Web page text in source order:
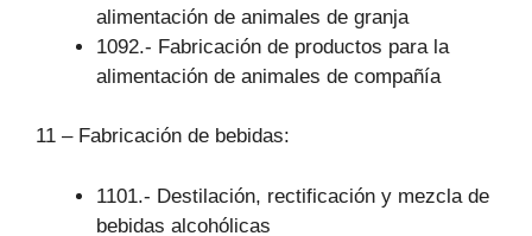
alimentación de animales de granja
1092.- Fabricación de productos para la
alimentación de animales de compañía
11 – Fabricación de bebidas:
1101.- Destilación, rectificación y mezcla de
bebidas alcohólicas